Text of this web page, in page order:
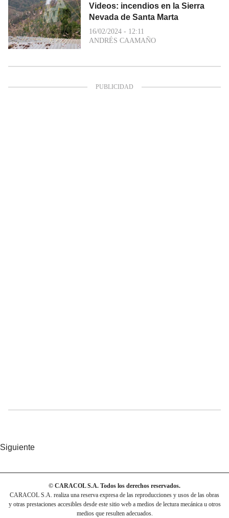
Videos: incendios en la Sierra
Nevada de Santa Marta
16/02/2024 - 12:11
ANDRÉS CAAMAÑO
Siguiente
© CARACOL S.A. Todos los derechos reservados.
CARACOL S.A. realiza una reserva expresa de las reproducciones y usos de las obras
y otras prestaciones accesibles desde este sitio web a medios de lectura mecánica u otros
medios que resulten adecuados.